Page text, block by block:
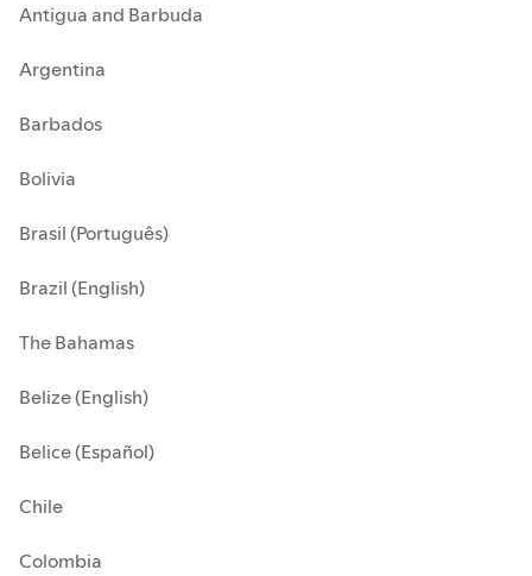
Antigua and Barbuda
Argentina
Barbados
Bolivia
Brasil (Português)
Brazil (English)
The Bahamas
Belize (English)
Belice (Español)
Chile
Colombia